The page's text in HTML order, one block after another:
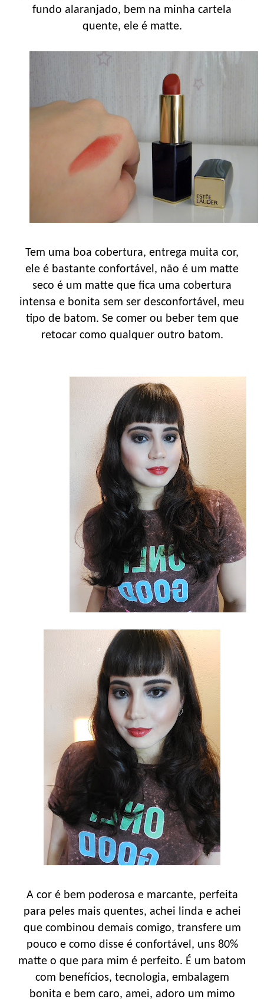
fundo alaranjado, bem na minha cartela
quente, ele é matte.
Tem uma boa cobertura, entrega muita cor,
ele é bastante confortável, não é um matte
seco é um matte que fica uma cobertura
intensa e bonita sem ser desconfortável, meu
tipo de batom. Se comer ou beber tem que
retocar como qualquer outro batom.
A cor é bem poderosa e marcante, perfeita
para peles mais quentes, achei linda e achei
que combinou demais comigo, transfere um
pouco e como disse é confortável, uns 80%
matte o que para mim é perfeito. É um batom
com benefícios, tecnologia, embalagem
bonita e bem caro, amei, adoro um mimo